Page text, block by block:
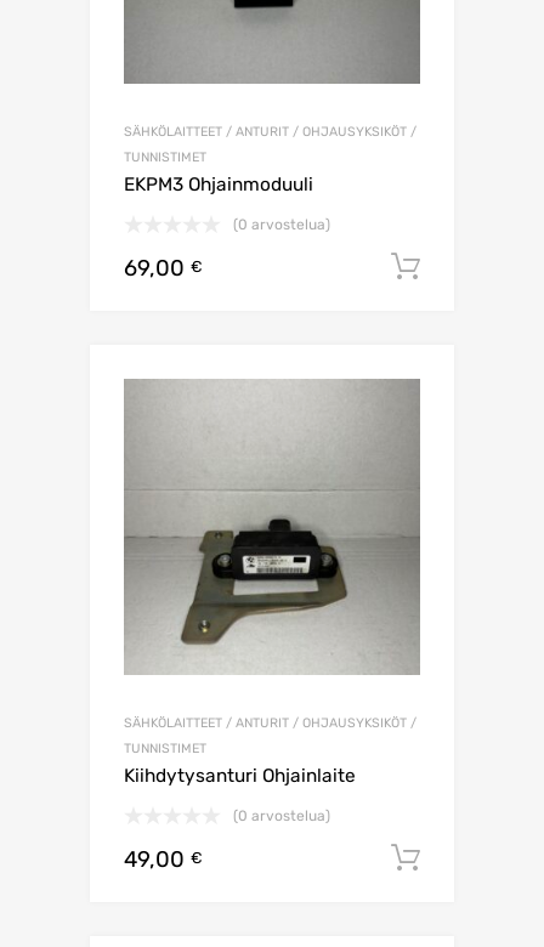
SÄHKÖLAITTEET / ANTURIT / OHJAUSYKSIKÖT /
TUNNISTIMET
EKPM3 Ohjainmoduuli
(0 arvostelua)
69,00 €
SÄHKÖLAITTEET / ANTURIT / OHJAUSYKSIKÖT /
TUNNISTIMET
Kiihdytysanturi Ohjainlaite
(0 arvostelua)
49,00 €